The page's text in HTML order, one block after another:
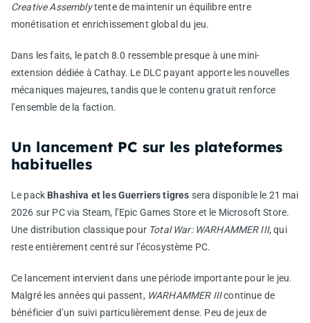
Creative Assemblytente de maintenir un équilibre entre
monétisation et enrichissement global du jeu.
Dans les faits, le patch 8.0 ressemble presque à une mini-
extension dédiée à Cathay. Le DLC payant apporte les nouvelles
mécaniques majeures, tandis que le contenu gratuit renforce
l’ensemble de la faction.
Un lancement PC sur les plateformes
habituelles
Le pack Bhashiva et les Guerriers tigres sera disponible le 21 mai
2026 sur PC via Steam, l’Epic Games Store et le Microsoft Store.
Une distribution classique pour Total War: WARHAMMER III, qui
reste entièrement centré sur l’écosystème PC.
Ce lancement intervient dans une période importante pour le jeu.
Malgré les années qui passent, WARHAMMER IIIcontinue de
bénéficier d’un suivi particulièrement dense. Peu de jeux de